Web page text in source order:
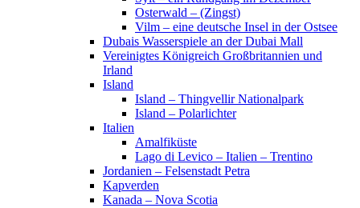
Osterwald – (Zingst)
Vilm – eine deutsche Insel in der Ostsee
Dubais Wasserspiele an der Dubai Mall
Vereinigtes Königreich Großbritannien und
Irland
Island
Island – Thingvellir Nationalpark
Island – Polarlichter
Italien
Amalfiküste
Lago di Levico – Italien – Trentino
Jordanien – Felsenstadt Petra
Kapverden
Kanada – Nova Scotia